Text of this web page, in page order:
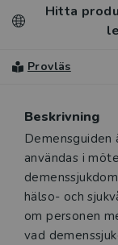
Hitta
Provläs
Beskrivning
Demensguiden
användas i
hälso- och
om personen
vad